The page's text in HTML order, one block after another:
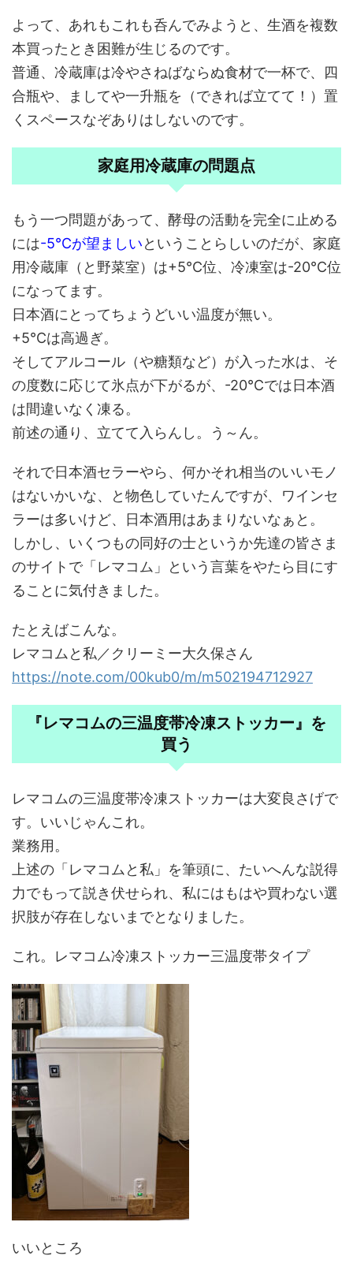
よって、あれもこれも呑んでみようと、生酒を複数
本買ったとき困難が生じるのです。
普通、冷蔵庫は冷やさねばならぬ食材で一杯で、四
合瓶や、ましてや一升瓶を（できれば立てて！）置
くスペースなぞありはしないのです。
家庭用冷蔵庫の問題点
もう一つ問題があって、酵母の活動を完全に止める
には-5℃が望ましいということらしいのだが、家庭
用冷蔵庫（と野菜室）は+5℃位、冷凍室は-20℃位
になってます。
日本酒にとってちょうどいい温度が無い。
+5℃は高過ぎ。
そしてアルコール（や糖類など）が入った水は、そ
の度数に応じて氷点が下がるが、-20℃では日本酒
は間違いなく凍る。
前述の通り、立てて入らんし。う～ん。
それで日本酒セラーやら、何かそれ相当のいいモノ
はないかいな、と物色していたんですが、ワインセ
ラーは多いけど、日本酒用はあまりないなぁと。
しかし、いくつもの同好の士というか先達の皆さま
のサイトで「レマコム」という言葉をやたら目にす
ることに気付きました。
たとえばこんな。
レマコムと私／クリーミー大久保さん
https://note.com/00kub0/m/m502194712927
『レマコムの三温度帯冷凍ストッカー』を
買う
レマコムの三温度帯冷凍ストッカーは大変良さげで
す。いいじゃんこれ。
業務用。
上述の「レマコムと私」を筆頭に、たいへんな説得
力でもって説き伏せられ、私にはもはや買わない選
択肢が存在しないまでとなりました。
これ。レマコム冷凍ストッカー三温度帯タイプ
いいところ